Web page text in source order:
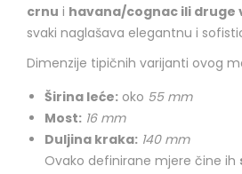
crnu i havana/cognac ili druge
svaki naglašava elegantnu i
Dimenzije tipičnih varijanti ovog
Širina leće: oko 55 mm
Most: 16 mm
Duljina kraka: 140 mm
Ovako definirane mjere čine ih